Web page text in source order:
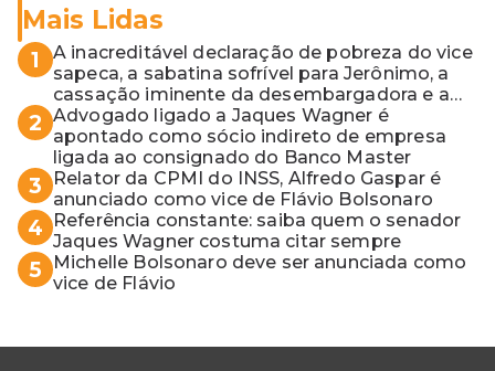
Mais Lidas
1
A inacreditável declaração de pobreza do vice
sapeca, a sabatina sofrível para Jerônimo, a
cassação iminente da desembargadora e a
vaga do Quinto para o MP baiano
2 Advogado ligado a Jaques Wagner é
apontado como sócio indireto de empresa
ligada ao consignado do Banco Master
3
Relator da CPMI do INSS, Alfredo Gaspar é
anunciado como vice de Flávio Bolsonaro
4
Referência constante: saiba quem o senador
Jaques Wagner costuma citar sempre
5
Michelle Bolsonaro deve ser anunciada como
vice de Flávio